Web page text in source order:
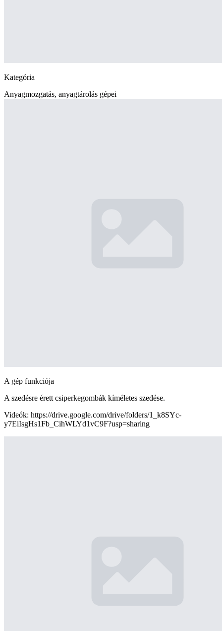
Kategória
Anyagmozgatás, anyagtárolás gépei
A gép funkciója
A szedésre érett csiperkegombák kíméletes szedése.
Videók: https://drive.google.com/drive/folders/1_k8SYc-
y7EiIsgHs1Fb_CihWLYd1vC9F?usp=sharing